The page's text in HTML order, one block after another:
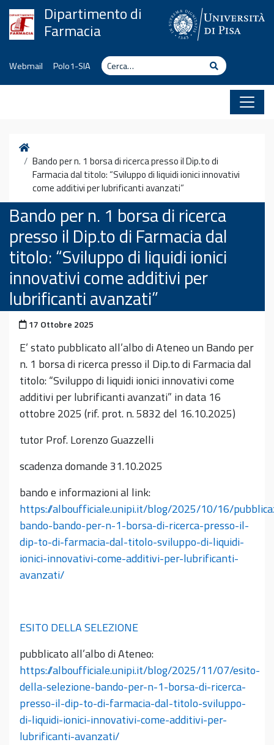
Vai al contenutoDipartimento di
Farmacia
Webmail Polo1-SIA Cerca Cerca
Home
Bando per n. 1 borsa di ricerca presso il Dip.to di
Farmacia dal titolo: “Sviluppo di liquidi ionici innovativi
come additivi per lubrificanti avanzati”
Bando per n. 1 borsa di ricerca
presso il Dip.to di Farmacia dal
titolo: “Sviluppo di liquidi ionici
innovativi come additivi per
lubrificanti avanzati”
Pubblicato il
17 Ottobre 2025
E’ stato pubblicato all’albo di Ateneo un Bando per
n. 1 borsa di ricerca presso il Dip.to di Farmacia dal
titolo: “Sviluppo di liquidi ionici innovativi come
additivi per lubrificanti avanzati” in data 16
ottobre 2025 (rif. prot. n. 5832 del 16.10.2025)
tutor Prof. Lorenzo Guazzelli
scadenza domande 31.10.2025
bando e informazioni al link:
https://alboufficiale.unipi.it/blog/2025/10/16/
bando-bando-per-n-1-borsa-di-ricerca-presso-il-
dip-to-di-farmacia-dal-titolo-sviluppo-di-liquidi-
ionici-innovativi-come-additivi-per-lubrificanti-
avanzati/
ESITO DELLA SELEZIONE
pubblicato all’albo di Ateneo:
https://alboufficiale.unipi.it/blog/2025/11/07/esito-
della-selezione-bando-per-n-1-borsa-di-ricerca-
presso-il-dip-to-di-farmacia-dal-titolo-sviluppo-
di-liquidi-ionici-innovativi-come-additivi-per-
lubrificanti-avanzati/